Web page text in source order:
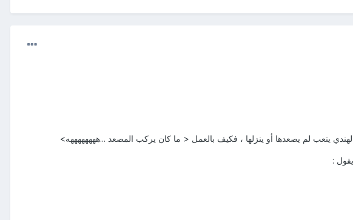
يتعب لم يصعدها أو ينزلها ، فكيف بالعمل < ما كان يركب المصعد ...ههههههههه>
: